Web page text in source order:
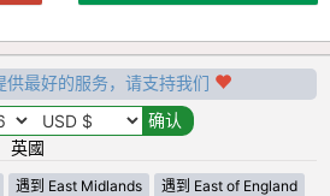
供最好的服务，请支持我们
英國
遇到 East Midlands 遇到 East of England